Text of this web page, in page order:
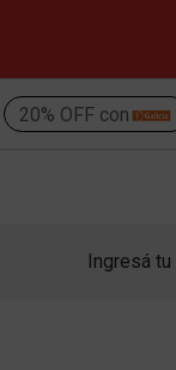
20% OFF con
Ingresá tu